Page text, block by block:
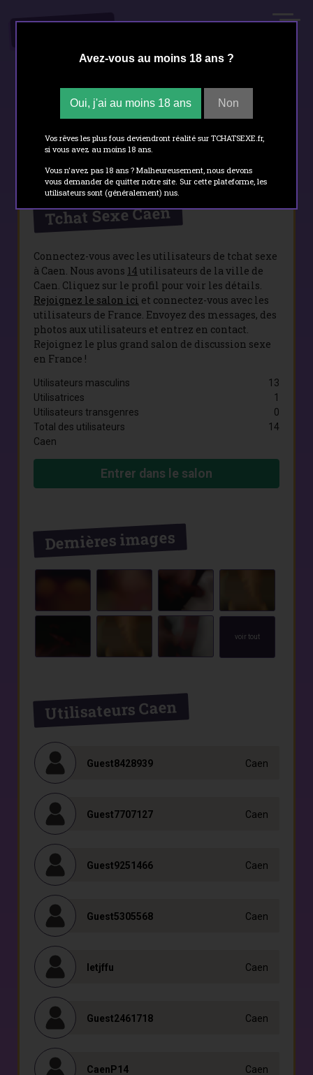
Tchat Sexe Caen
Connectez-vous avec les utilisateurs de tchat sexe
à Caen. Nous avons 14 utilisateurs de la ville de
Caen. Cliquez sur le profil pour voir les détails.
Rejoignez le salon ici et connectez-vous avec les
utilisateurs de France. Envoyez des messages, des
photos aux utilisateurs et entrez en contact.
Rejoignez le plus grand salon de discussion sexe
en France !
Utilisateurs masculins
Utilisatrices
Utilisateurs transgenres
Total des utilisateurs
Caen
13
1
0
14
Entrer dans le salon
Dernières images
voir tout
Utilisateurs Caen
Guest8428939 Caen
Guest7707127 Caen
Guest9251466 Caen
Guest5305568 Caen
Ietjffu Caen
Guest2461718 Caen
CaenP14 Caen
Avez-vous au moins 18 ans ?
Oui, j'ai au moins 18 ans Non
Vos rêves les plus fous deviendront réalité sur TCHATSEXE.fr,
si vous avez au moins 18 ans.
Vous n'avez pas 18 ans ? Malheureusement, nous devons
vous demander de quitter notre site. Sur cette plateforme, les
utilisateurs sont (généralement) nus.